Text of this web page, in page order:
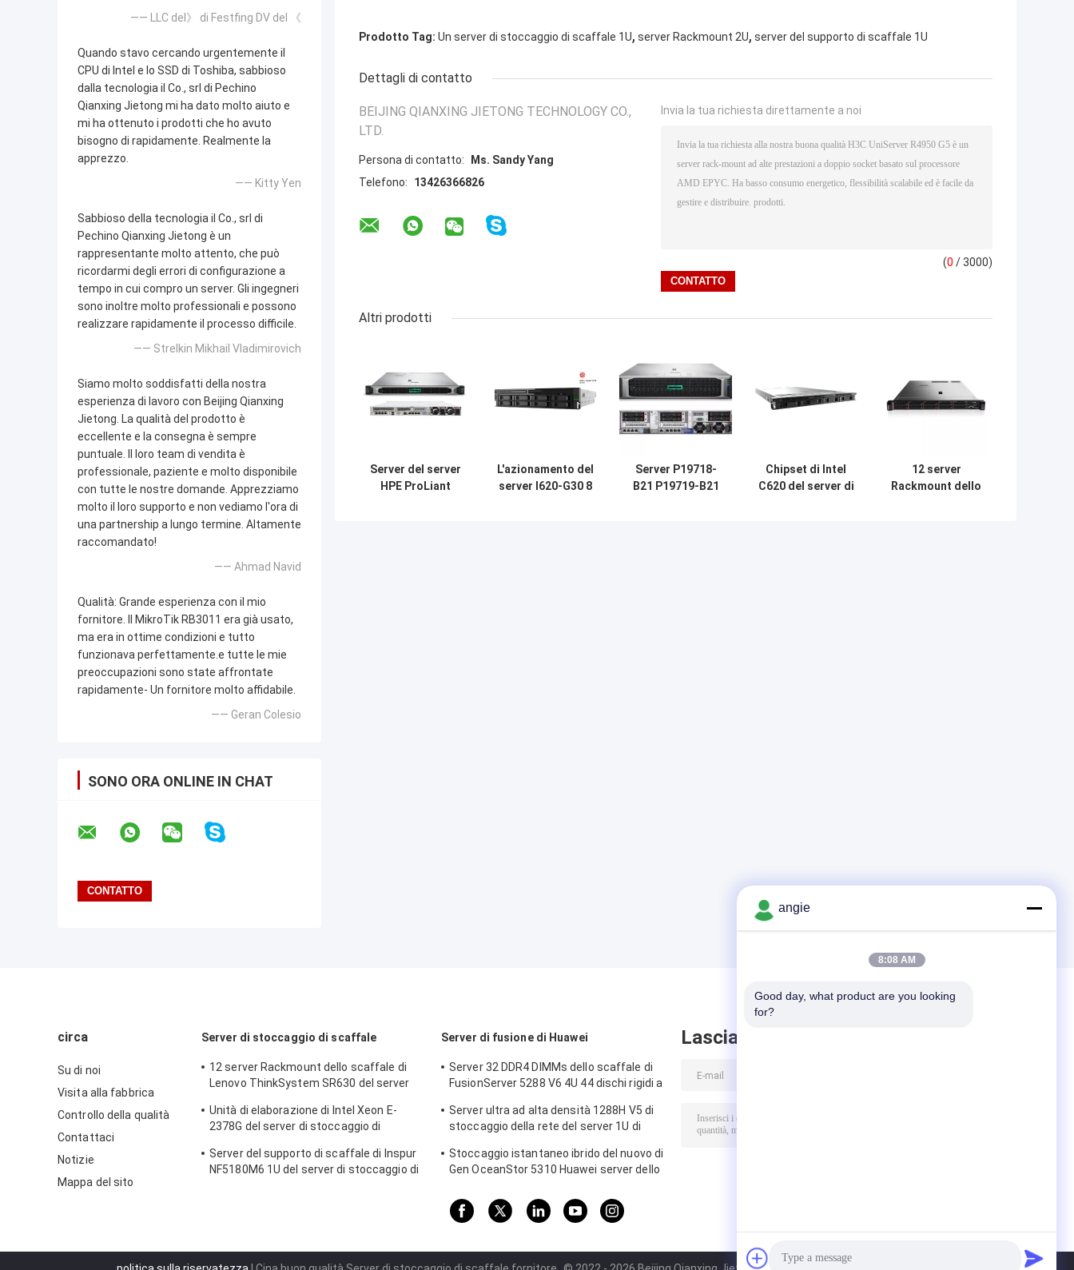
—— LLC del》 di Festfing DV del 《
Quando stavo cercando urgentemente il
CPU di Intel e lo SSD di Toshiba, sabbioso
dalla tecnologia il Co., srl di Pechino
Qianxing Jietong mi ha dato molto aiuto e
mi ha ottenuto i prodotti che ho avuto
bisogno di rapidamente. Realmente la
apprezzo.
—— Kitty Yen
Sabbioso della tecnologia il Co., srl di
Pechino Qianxing Jietong è un
rappresentante molto attento, che può
ricordarmi degli errori di configurazione a
tempo in cui compro un server. Gli ingegneri
sono inoltre molto professionali e possono
realizzare rapidamente il processo difficile.
—— Strelkin Mikhail Vladimirovich
Siamo molto soddisfatti della nostra
esperienza di lavoro con Beijing Qianxing
Jietong. La qualità del prodotto è
eccellente e la consegna è sempre
puntuale. Il loro team di vendita è
professionale, paziente e molto disponibile
con tutte le nostre domande. Apprezziamo
molto il loro supporto e non vediamo l'ora di
una partnership a lungo termine. Altamente
raccomandato!
—— Ahmad Navid
Qualità: Grande esperienza con il mio
fornitore. Il MikroTik RB3011 era già usato,
ma era in ottime condizioni e tutto
funzionava perfettamente.e tutte le mie
preoccupazioni sono state affrontate
rapidamente- Un fornitore molto affidabile.
—— Geran Colesio
SONO ORA ONLINE IN CHAT
Prodotto Tag: Un server di stoccaggio di scaffale 1U, server Rackmount 2U, server del supporto di scaffale 1U
Dettagli di contatto
BEIJING QIANXING JIETONG TECHNOLOGY CO.,
LTD.
Persona di contatto:
Ms. Sandy Yang
Telefono:
13426366826
Invia la tua richiesta direttamente a noi
(0 / 3000)
Altri prodotti
Server del server
HPE ProLiant
L'azionamento del
server I620-G30 8
Server P19718-
B21 P19719-B21
Chipset di Intel
C620 del server di
12 server
Rackmount dello
circa
Su di noi
Visita alla fabbrica
Controllo della qualità
Contattaci
Notizie
Mappa del sito
Server di stoccaggio di scaffale
12 server Rackmount dello scaffale di
Lenovo ThinkSystem SR630 del server
Unità di elaborazione di Intel Xeon E-
2378G del server di stoccaggio di
Server del supporto di scaffale di Inspur
NF5180M6 1U del server di stoccaggio di
Server di fusione di Huawei
Server 32 DDR4 DIMMs dello scaffale di
FusionServer 5288 V6 4U 44 dischi rigidi a
Server ultra ad alta densità 1288H V5 di
stoccaggio della rete del server 1U di
Stoccaggio istantaneo ibrido del nuovo di
Gen OceanStor 5310 Huawei server dello
Lasciare messaggio
angie
8:08 AM
Good day, what product are you looking
for?